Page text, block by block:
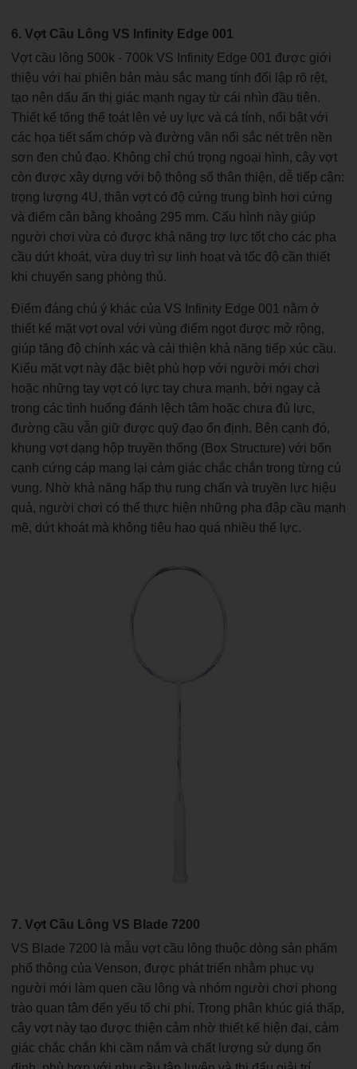
6. Vợt Cầu Lông VS Infinity Edge 001
Vợt cầu lông 500k - 700k VS Infinity Edge 001 được giới
thiệu với hai phiên bản màu sắc mang tính đối lập rõ rệt,
tạo nên dấu ấn thị giác mạnh ngay từ cái nhìn đầu tiên.
Thiết kế tổng thể toát lên vẻ uy lực và cá tính, nổi bật với
các họa tiết sấm chớp và đường vân nổi sắc nét trên nền
sơn đen chủ đạo. Không chỉ chú trọng ngoại hình, cây vợt
còn được xây dựng với bộ thông số thân thiện, dễ tiếp cận:
trọng lượng 4U, thân vợt có độ cứng trung bình hơi cứng
và điểm cân bằng khoảng 295 mm. Cấu hình này giúp
người chơi vừa có được khả năng trợ lực tốt cho các pha
cầu dứt khoát, vừa duy trì sự linh hoạt và tốc độ cần thiết
khi chuyển sang phòng thủ.
Điểm đáng chú ý khác của VS Infinity Edge 001 nằm ở
thiết kế mặt vợt oval với vùng điểm ngọt được mở rộng,
giúp tăng độ chính xác và cải thiện khả năng tiếp xúc cầu.
Kiểu mặt vợt này đặc biệt phù hợp với người mới chơi
hoặc những tay vợt có lực tay chưa mạnh, bởi ngay cả
trong các tình huống đánh lệch tâm hoặc chưa đủ lực,
đường cầu vẫn giữ được quỹ đạo ổn định. Bên cạnh đó,
khung vợt dạng hộp truyền thống (Box Structure) với bốn
cạnh cứng cáp mang lại cảm giác chắc chắn trong từng cú
vung. Nhờ khả năng hấp thụ rung chấn và truyền lực hiệu
quả, người chơi có thể thực hiện những pha đập cầu mạnh
mẽ, dứt khoát mà không tiêu hao quá nhiều thể lực.
7. Vợt Cầu Lông VS Blade 7200
VS Blade 7200 là mẫu vợt cầu lông thuộc dòng sản phẩm
phổ thông của Venson, được phát triển nhằm phục vụ
người mới làm quen cầu lông và nhóm người chơi phong
trào quan tâm đến yếu tố chi phí. Trong phân khúc giá thấp,
cây vợt này tạo được thiện cảm nhờ thiết kế hiện đại, cảm
giác chắc chắn khi cầm nắm và chất lượng sử dụng ổn